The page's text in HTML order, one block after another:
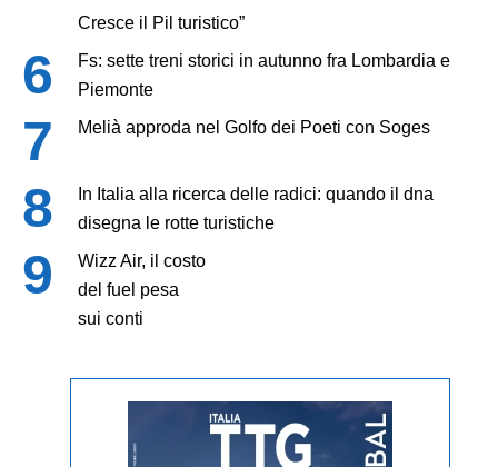
Cresce il Pil turistico”
Fs: sette treni storici in autunno fra Lombardia e
Piemonte
Melià approda nel Golfo dei Poeti con Soges
In Italia alla ricerca delle radici: quando il dna
disegna le rotte turistiche
Wizz Air, il costo
del fuel pesa
sui conti